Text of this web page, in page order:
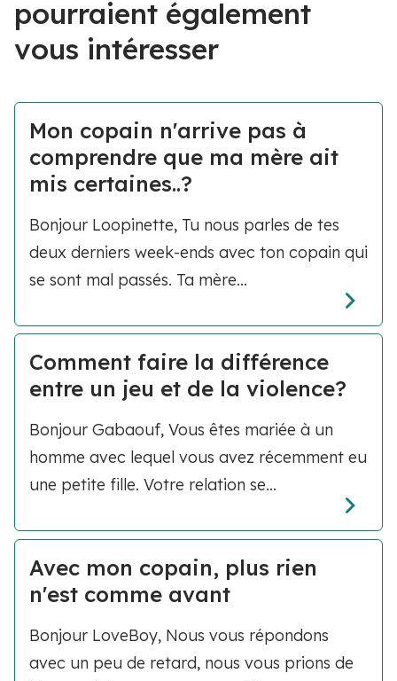
pourraient également
vous intéresser
Mon copain n'arrive pas à
comprendre que ma mère ait
mis certaines..?
Bonjour Loopinette, Tu nous parles de tes
deux derniers week-ends avec ton copain qui
se sont mal passés. Ta mère...
Comment faire la différence
entre un jeu et de la violence?
Bonjour Gabaouf, Vous êtes mariée à un
homme avec lequel vous avez récemment eu
une petite fille. Votre relation se...
Avec mon copain, plus rien
n'est comme avant
Bonjour LoveBoy, Nous vous répondons
avec un peu de retard, nous vous prions de